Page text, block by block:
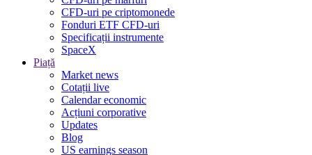
CFD-uri pe criptomonede
Fonduri ETF CFD-uri
Specificații instrumente
SpaceX
Piață
Market news
Cotații live
Calendar economic
Acțiuni corporative
Updates
Blog
US earnings season